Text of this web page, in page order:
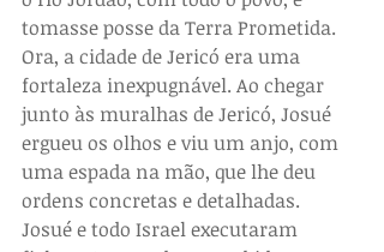
tomasse posse da Terra Prometida.
Ora, a cidade de Jericó era uma
fortaleza inexpugnável. Ao chegar
junto às muralhas de Jericó, Josué
ergueu os olhos e viu um anjo, com
uma espada na mão, que lhe deu
ordens concretas e detalhadas.
Josué e todo Israel executaram